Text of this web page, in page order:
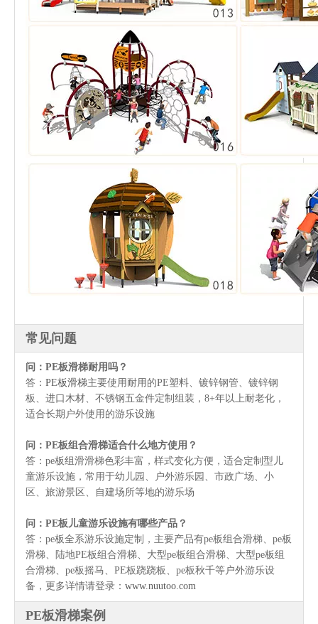
常见问题
问：PE板滑梯耐用吗 ？
答： PE板滑梯主要使用耐用的PE塑料、镀锌钢管、镀锌钢
板、进口木材、不锈钢五金件定制组装，8+年以上耐老化，
适合长期户外使用的游乐设施
问：PE板组合滑梯适合什么地方使用 ？
答：pe板组滑滑梯色彩丰富，样式变化方便，适合定制型儿
童游乐设施，常用于幼儿园、户外游乐园、市政广场、小
区、旅游景区、自建场所等地的游乐场
问：PE板儿童游乐设施有哪些产品？
答：pe板全系游乐设施定制，主要产品有pe板组合滑梯、pe板
滑梯、陆地PE板组合滑梯、大型pe板组合滑梯、大型pe板组
合滑梯、pe板摇马、PE板跷跷板、pe板秋千等户外游乐设
备，更多详情请登录： www.nuutoo.com
PE板滑梯案例